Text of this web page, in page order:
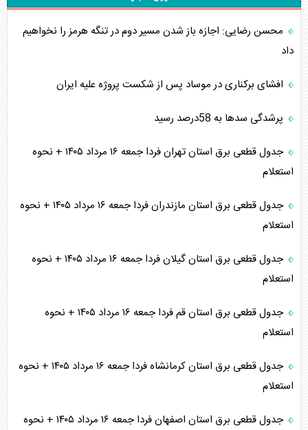
محسن رضایی: اجازه باز شدن مسیر دوم در تنگه هرمز را نخواهیم
داد
افشای برکناری در موساد پس از شکست پروژه علیه ایران
پرشدگی سدها به 58درصد رسید
جدول قطعی برق استان تهران فردا جمعه ۱۶ مرداد ۱۴۰۵ + نحوه
استعلام
جدول قطعی برق استان مازندران فردا جمعه ۱۶ مرداد ۱۴۰۵ + نحوه
استعلام
جدول قطعی برق استان گیلان فردا جمعه ۱۶ مرداد ۱۴۰۵ + نحوه
استعلام
جدول قطعی برق استان قم فردا جمعه ۱۶ مرداد ۱۴۰۵ + نحوه
استعلام
جدول قطعی برق استان کرمانشاه فردا جمعه ۱۶ مرداد ۱۴۰۵ + نحوه
استعلام
جدول قطعی برق استان اصفهان فردا جمعه ۱۶ مرداد ۱۴۰۵ + نحوه